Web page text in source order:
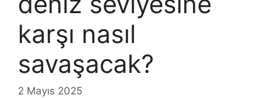
karşı nasıl
savaşacak?
2 Mayıs 2025